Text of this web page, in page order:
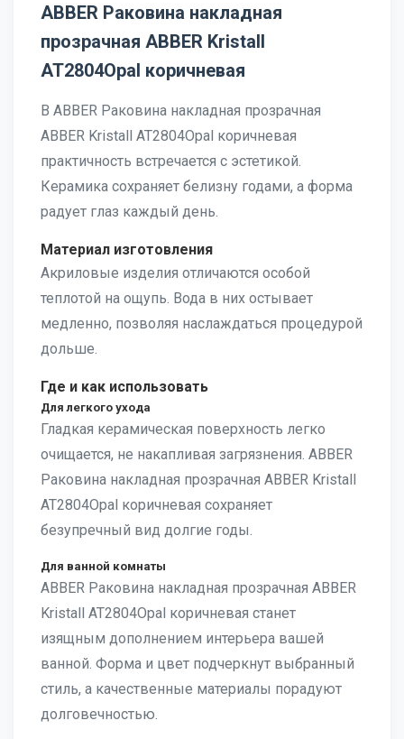
ABBER Раковина накладная
прозрачная ABBER Kristall
AT2804Opal коричневая
В ABBER Раковина накладная прозрачная
ABBER Kristall AT2804Opal коричневая
практичность встречается с эстетикой.
Керамика сохраняет белизну годами, а форма
радует глаз каждый день.
Материал изготовления
Акриловые изделия отличаются особой
теплотой на ощупь. Вода в них остывает
медленно, позволяя наслаждаться процедурой
дольше.
Где и как использовать
Для легкого ухода
Гладкая керамическая поверхность легко
очищается, не накапливая загрязнения. ABBER
Раковина накладная прозрачная ABBER Kristall
AT2804Opal коричневая сохраняет
безупречный вид долгие годы.
Для ванной комнаты
ABBER Раковина накладная прозрачная ABBER
Kristall AT2804Opal коричневая станет
изящным дополнением интерьера вашей
ванной. Форма и цвет подчеркнут выбранный
стиль, а качественные материалы порадуют
долговечностью.